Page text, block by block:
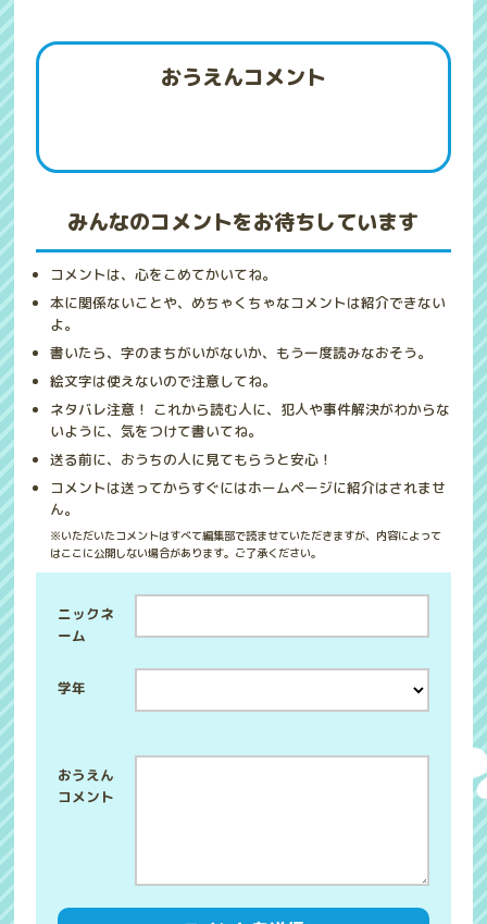
おうえんコメント
みんなのコメントをお待ちしています
コメントは、心をこめてかいてね。
本に関係ないことや、めちゃくちゃなコメントは紹介できない
よ。
書いたら、字のまちがいがないか、もう一度読みなおそう。
絵文字は使えないので注意してね。
ネタバレ注意！ これから読む人に、犯人や事件解決がわからな
いように、気をつけて書いてね。
送る前に、おうちの人に見てもらうと安心！
コメントは送ってからすぐにはホームページに紹介はされませ
ん。
※いただいたコメントはすべて編集部で読ませていただきますが、内容によって
はここに公開しない場合があります。ご了承ください。
学年
ニックネ
ーム